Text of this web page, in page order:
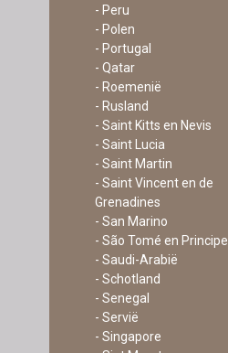
- Peru
- Polen
- Portugal
- Qatar
- Roemenië
- Rusland
- Saint Kitts en Nevis
- Saint Lucia
- Saint Martin
- Saint Vincent en de
Grenadines
- San Marino
- São Tomé en Principe
- Saudi-Arabië
- Schotland
- Senegal
- Servië
- Singapore